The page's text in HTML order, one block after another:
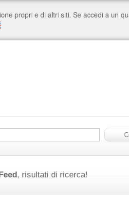
, risultati di ricerca!